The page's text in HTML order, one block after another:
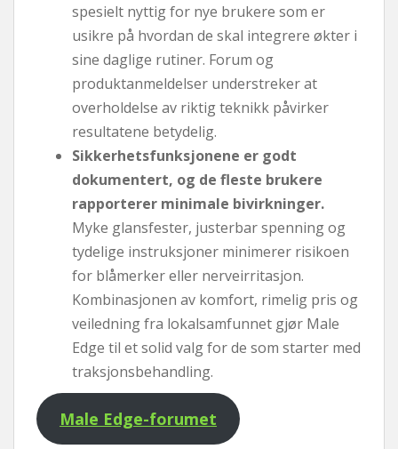
spesielt nyttig for nye brukere som er
usikre på hvordan de skal integrere økter i
sine daglige rutiner. Forum og
produktanmeldelser understreker at
overholdelse av riktig teknikk påvirker
resultatene betydelig.
Sikkerhetsfunksjonene er godt
dokumentert, og de fleste brukere
rapporterer minimale bivirkninger.
Myke glansfester, justerbar spenning og
tydelige instruksjoner minimerer risikoen
for blåmerker eller nerveirritasjon.
Kombinasjonen av komfort, rimelig pris og
veiledning fra lokalsamfunnet gjør Male
Edge til et solid valg for de som starter med
traksjonsbehandling.
Male Edge-forumet